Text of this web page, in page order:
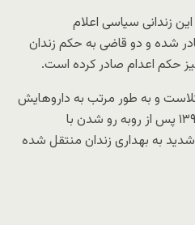
زندانی سیاسی اعلام
شده و دو قاضی به حکم زندان
و به طور مرتب به داروهایش
دسترسی ندارد. او در شهریور ۱۳۹۹ پس از روبه رو شدن با
به بهداری زندان منتقل شده